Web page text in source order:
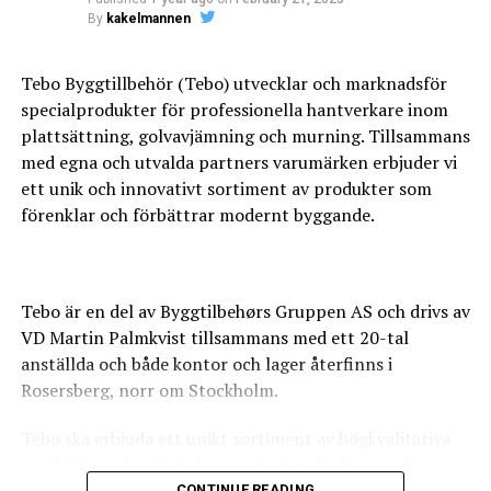
0
WTF
0
BADRUM
0
0
När det kommer till arbeten som vi inte själva utför,
tillexempel el eller VVS, så har vi några riktigt bra
Ni behöver alltså inte ha kontakt med flera olika företag
utan ni har bara en kontakt, oss.
https://nexabygg.se/
By kakelmannen
Tebo Byggtillbehör (Tebo) utvecklar och marknadsför
specialprodukter för professionella hantverkare inom
plattsättning, golvavjämning och murning. Tillsammans
med egna och utvalda partners varumärken erbjuder vi
ett unik och innovativt sortiment av produkter som
förenklar och förbättrar modernt byggande.
Tebo är en del av Byggtilbehørs Gruppen AS och drivs av
VD Martin Palmkvist tillsammans med ett 20-tal
anställda och både kontor och lager återfinns i
Rosersberg, norr om Stockholm.